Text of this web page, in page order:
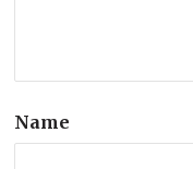
Name